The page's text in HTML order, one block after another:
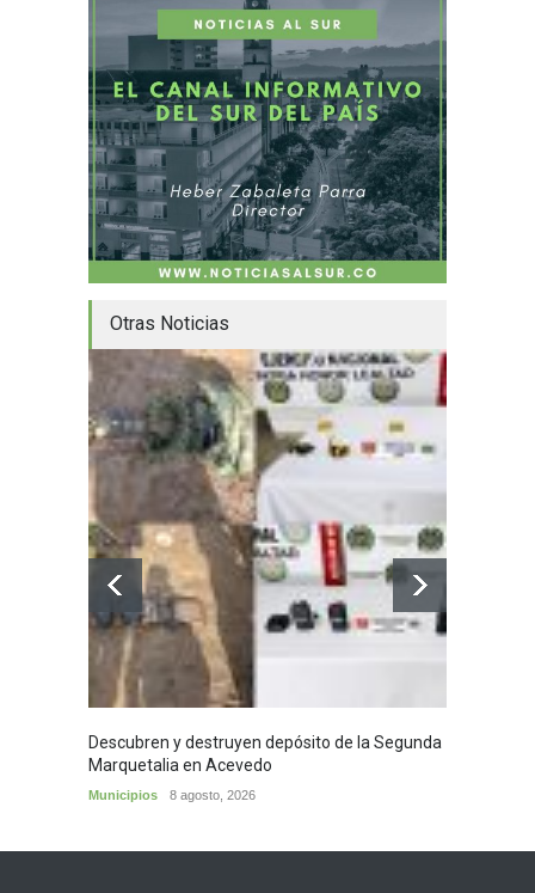
Otras Noticias
Descubren y destruyen depósito de la Segunda
Marquetalia en Acevedo
Municipios 8 agosto, 2026